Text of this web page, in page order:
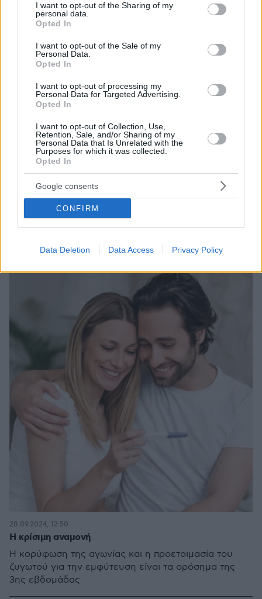
not limited to your visit or usage behaviour. You may click to
grant or deny consent to Google and its third-party tags to
use your data for below specified purposes in below Google
consent section.
I want to opt-out of the Sharing of my
personal data.
Opted In
I want to opt-out of the Sale of my
Personal Data.
Opted In
I want to opt-out of processing my
Personal Data for Targeted Advertising.
Opted In
I want to opt-out of Collection, Use,
Retention, Sale, and/or Sharing of my
Personal Data that Is Unrelated with the
Purposes for which it was collected.
Opted In
Google consents
CONFIRM
Data Deletion Data Access Privacy Policy
«Ο επιτυχημένος επιχειρηματίας οφείλει να στηρίζει την
κοινωνία»
Η απόφαση του προέδρου και διευθύνοντα
συµβούλου της Carpathian Springs, Γιάννη Βάλβη, να
στηρίξει την «Πρωτοβουλία για το Παιδί» στη Βέροια,
που γεννήθηκε µετά την τραγωδία της εξαφάνισης
10.02.2025, 14:41
Η κρίσιμη αναμονή
Η κορύφωση της αγωνίας και η προετοιμασία του
ζυγωτού για την εμφύτευση είναι τα ορόσημα της
3ης εβδομάδας
28.09.2024, 12:50